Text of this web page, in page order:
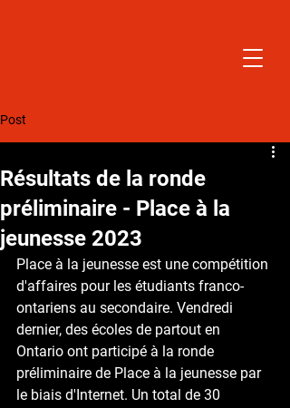
Post
Résultats de la ronde
préliminaire - Place à la
jeunesse 2023
Place à la jeunesse est une compétition
d'affaires pour les étudiants franco-
ontariens au secondaire. Vendredi
dernier, des écoles de partout en
Ontario ont participé à la ronde
préliminaire de Place à la jeunesse par
le biais d'Internet. Un total de 30